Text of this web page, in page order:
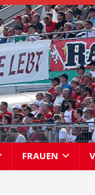
FRAUEN